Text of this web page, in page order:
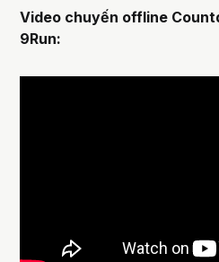
Video chuyến offline
9Run: